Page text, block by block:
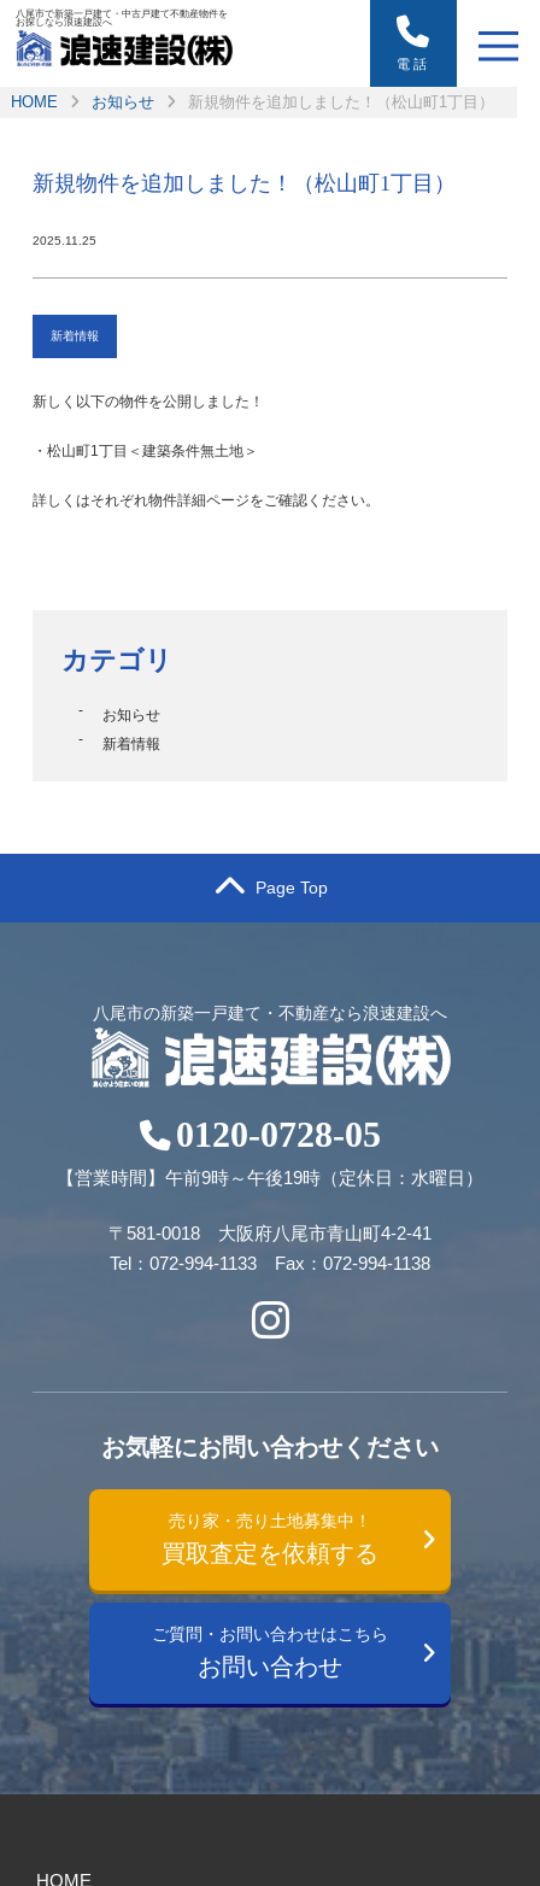
八尾市で新築一戸建て・中古戸建て不動産物件を
お探しなら浪速建設へ
電話
HOME お知らせ 新規物件を追加しました！（松山町1丁目）
新規物件を追加しました！（松山町1丁目）
2025.11.25
新着情報
新しく以下の物件を公開しました！
・松山町1丁目＜建築条件無土地＞
詳しくはそれぞれ物件詳細ページをご確認ください。
カテゴリ
お知らせ
新着情報
Page Top
八尾市の新築一戸建て・不動産なら浪速建設へ
0120-0728-05
【営業時間】午前9時～午後19時（定休日：水曜日）
〒581-0018 大阪府八尾市青山町4-2-41
Tel：072-994-1133 Fax：072-994-1138
お気軽にお問い合わせください
売り家・売り土地募集中！
買取査定を依頼する
ご質問・お問い合わせはこちら
お問い合わせ
HOME